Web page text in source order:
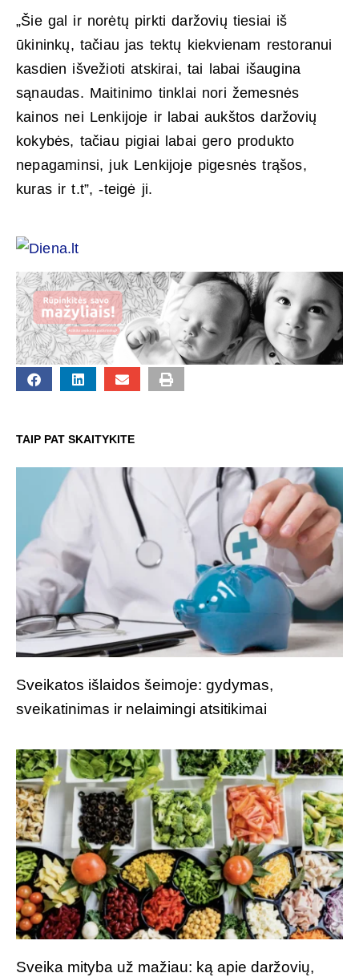
„Šie gal ir norėtų pirkti daržovių tiesiai iš
ūkininkų, tačiau jas tektų kiekvienam restoranui
kasdien išvežioti atskirai, tai labai išaugina
sąnaudas. Maitinimo tinklai nori žemesnės
kainos nei Lenkijoje ir labai aukštos daržovių
kokybės, tačiau pigiai labai gero produkto
nepagaminsi, juk Lenkijoje pigesnės trąšos,
kuras ir t.t”, -teigė ji.
TAIP PAT SKAITYKITE
Sveikatos išlaidos šeimoje: gydymas,
sveikatinimas ir nelaimingi atsitikimai
Sveika mityba už mažiau: ką apie daržovių,